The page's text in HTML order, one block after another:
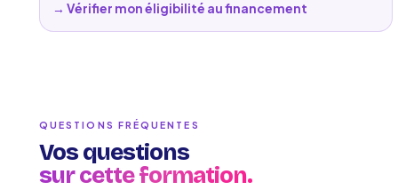
→ Vérifier mon éligibilité au financement
QUESTIONS FRÉQUENTES
Vos questions
sur cette formation.